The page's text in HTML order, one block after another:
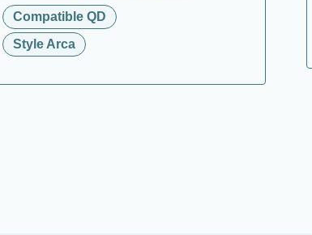
Compatible QD
Style Arca